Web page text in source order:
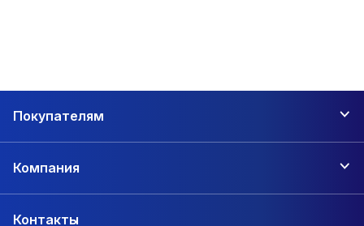
Покупателям
Компания
Контакты